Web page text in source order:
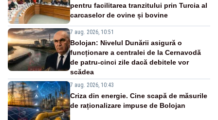
pentru facilitarea tranzitului prin Turcia al
carcaselor de ovine și bovine
7 aug. 2026, 10:51
Bolojan: Nivelul Dunării asigură o
funcționare a centralei de la Cernavodă
de patru-cinci zile dacă debitele vor
scădea
7 aug. 2026, 10:43
Criza din energie. Cine scapă de măsurile
de raționalizare impuse de Bolojan